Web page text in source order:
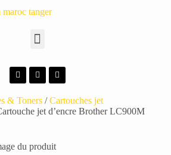
& Toners/Cartouches jet
jet d’encre Brother LC900M